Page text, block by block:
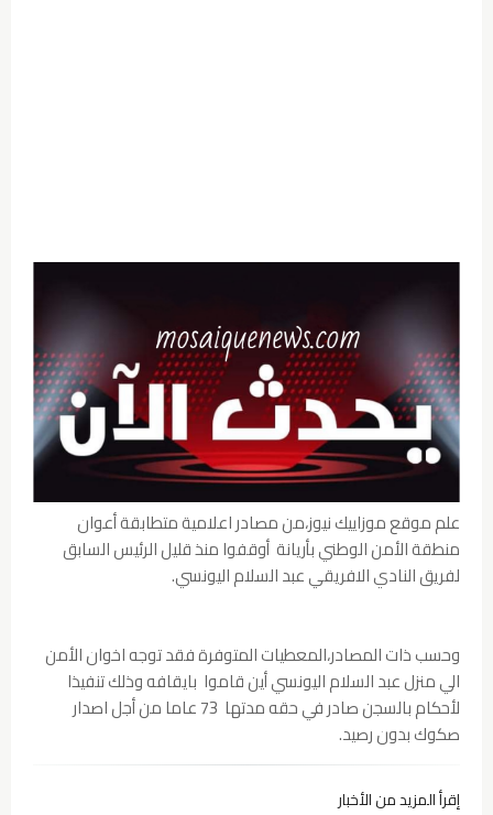
علم موقع موزاييك نيوز،من مصادر اعلامية متطابقة أعوان
منطقة الأمن الوطني بأريانة أوقفوا منذ قليل الرئيس السابق
لفريق النادي الافريقي عبد السلام اليونسي.
وحسب ذات المصادر،المعطيات المتوفرة فقد توجه اخوان الأمن
الي منزل عبد السلام اليونسي أين قاموا بايقافه وذلك تنفيذا
لأحكام بالسجن صادر في حقه مدتها 73 عاما من أجل اصدار
صكوك بدون رصيد.
إقرأ المزيد من الأخبار